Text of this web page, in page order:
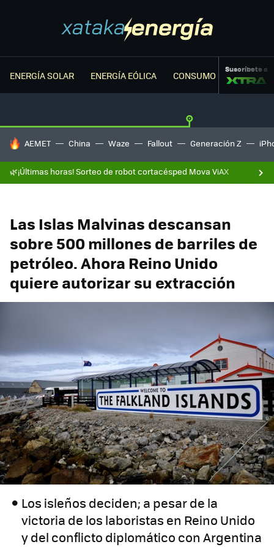
ENERGÍA SOLAR ENERGÍA EÓLICA CONSUMO ENERGÉTICO
Suscríbete a
HOY SE HABLA DE
AEMET China Waze Fallout Generación Z
🌿¡Últimas horas! Sorteo de robot cortacésped Mova ViAX
Las Islas Malvinas descansan
sobre 500 millones de barriles de
petróleo. Ahora Reino Unido
quiere autorizar su extracción
Los isleños deciden; a pesar de la
victoria de los laboristas en Reino Unido
y del conflicto diplomático con Argentina